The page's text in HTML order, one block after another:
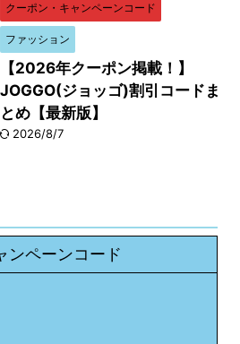
クーポン・キャンペーンコード
ファッション
【2026年クーポン掲載！】
JOGGO(ジョッゴ)割引コードま
とめ【最新版】
2026/8/7
ンペーンコード